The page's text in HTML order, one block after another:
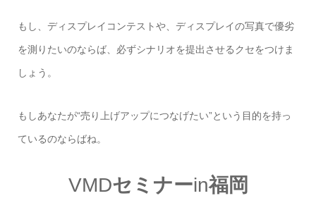
もし、ディスプレイコンテストや、ディスプレイの写真で優劣
を測りたいのならば、必ずシナリオを提出させるクセをつけま
しょう。
もしあなたが“売り上げアップにつなげたい”という目的を持っ
ているのならばね。
VMDセミナーin福岡